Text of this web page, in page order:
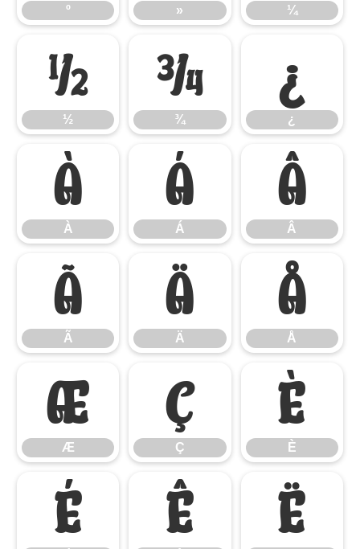
º » ¼
½
½
¾
¾
¿
¿
À
À
Á
Á
Â
Â
Ã
Ã
Ä
Ä
Å
Å
Æ
Æ
Ç
Ç
È
È
É Ê Ë